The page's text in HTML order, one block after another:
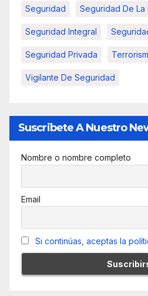
Seguridad Seguridad De La
Seguridad Integral
Seguridad Privada
Vigilante De Seguridad
Suscribete A Nuestro
Nombre o nombre completo
Email
Si continúas, aceptas la